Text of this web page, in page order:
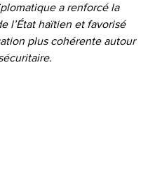
a renforcé la
l’État haïtien et favorisé
plus cohérente autour